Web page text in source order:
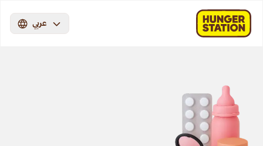
عربي